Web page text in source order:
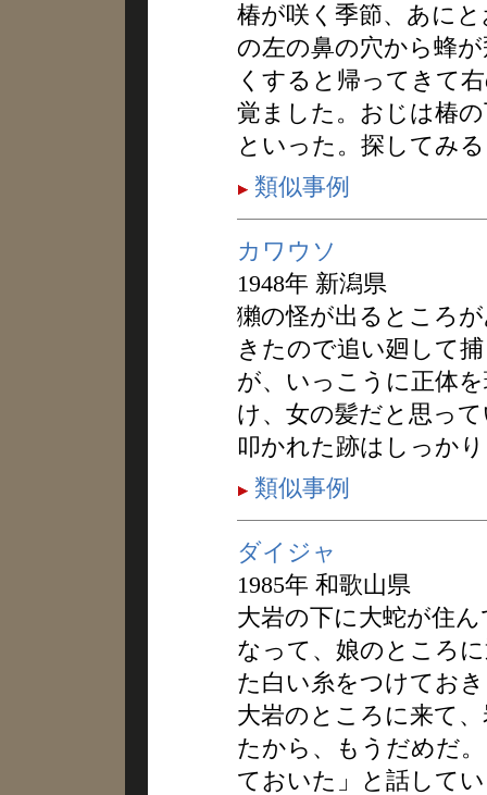
椿が咲く季節、あに
の左の鼻の穴から蜂
くすると帰ってきて
覚ました。おじは椿
といった。探してみ
類似事例
カワウソ
1948年 新潟県
獺の怪が出るところ
きたので追い廻して
が、いっこうに正体
け、女の髪だと思っ
叩かれた跡はしっか
類似事例
ダイジャ
1985年 和歌山県
大岩の下に大蛇が住
なって、娘のところ
た白い糸をつけてお
大岩のところに来て
たから、もうだめだ
ておいた」と話して